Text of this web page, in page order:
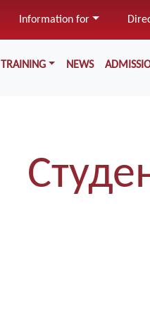
to
Information for
Меню у хедері
TRAINING NEWS